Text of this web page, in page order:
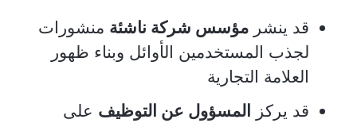
قد ينشر مؤسس شركة ناشئة منشورات
لجذب المستخدمين الأوائل وبناء ظهور
العلامة التجارية
قد يركز المسؤول عن التوظيف على